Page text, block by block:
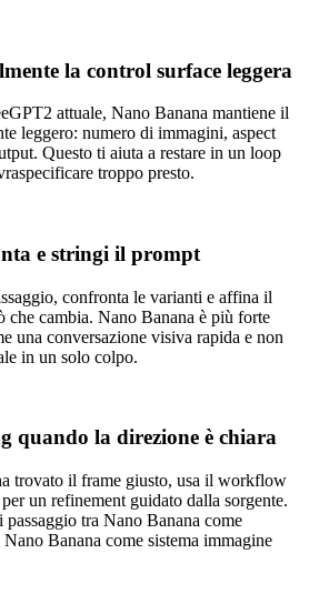
la control surface leggera
attuale, Nano Banana mantiene il
leggero: numero di immagini, aspect
Questo ti aiuta a restare in un loop
troppo presto.
e stringi il prompt
confronta le varianti e affina il
che cambia. Nano Banana è più forte
una conversazione visiva rapida e non
in un solo colpo.
quando la direzione è chiara
trovato il frame giusto, usa il workflow
un refinement guidato dalla sorgente.
tra Nano Banana come
Nano Banana come sistema immagine